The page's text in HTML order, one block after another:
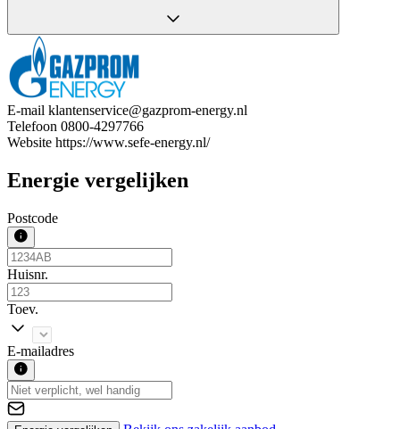
E-mail klantenservice@gazprom-energy.nl
Telefoon 0800-4297766
Website https://www.sefe-energy.nl/
Energie vergelijken
Postcode
Huisnr.
Toev.
E-mailadres